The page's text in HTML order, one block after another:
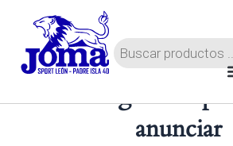
contenido
Búsqueda
de
Tenemos grandes
anunciar